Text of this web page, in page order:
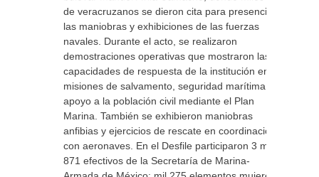
de veracruzanos se dieron cita para presenciar
las maniobras y exhibiciones de las fuerzas
navales. Durante el acto, se realizaron
demostraciones operativas que mostraron las
capacidades de respuesta de la institución en
misiones de salvamento, seguridad marítima y
apoyo a la población civil mediante el Plan
Marina. También se exhibieron maniobras
anfibias y ejercicios de rescate en coordinación
con aeronaves. En el Desfile participaron 3 mil
871 efectivos de la Secretaría de Marina-